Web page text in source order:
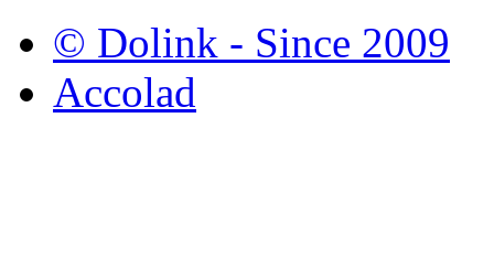
© Dolink - Since 2009
Accolad